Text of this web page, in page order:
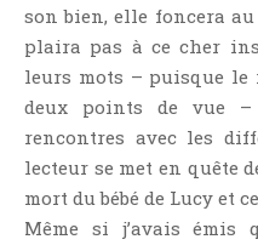
Tag
Témoignage
Théâtre
Thriller Psychologique
Throwback Thursday
Top Ten Tuesday
son bien, elle foncera
plaira pas à ce cher
leurs mots – puisque le
deux points de vue
rencontres avec les
lecteur se met en quête
mort du bébé de Lucy et
Même si j’avais émis